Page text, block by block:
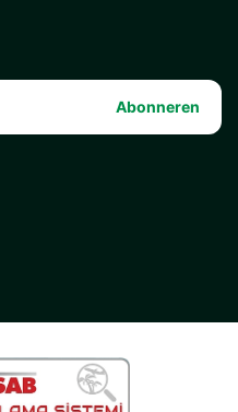
Abonneren